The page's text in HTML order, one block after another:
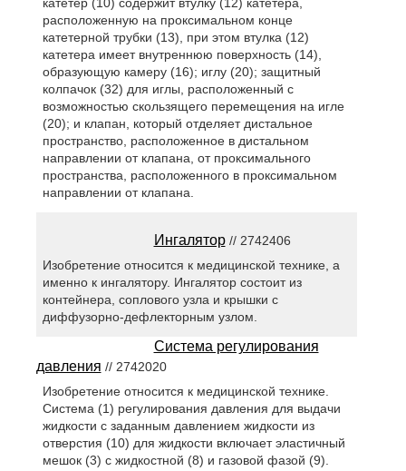
расположенную на проксимальном конце
катетерной трубки (13), при этом втулка (12)
катетера имеет внутреннюю поверхность (14),
образующую камеру (16); иглу (20); защитный
колпачок (32) для иглы, расположенный с
возможностью скользящего перемещения на игле
(20); и клапан, который отделяет дистальное
пространство, расположенное в дистальном
направлении от клапана, от проксимального
пространства, расположенного в проксимальном
направлении от клапана.
Ингалятор// 2742406
Изобретение относится к медицинской технике, а
именно к ингалятору. Ингалятор состоит из
контейнера, соплового узла и крышки с
диффузорно-дефлекторным узлом.
Система регулирования
давления // 2742020
Изобретение относится к медицинской технике.
Система (1) регулирования давления для выдачи
жидкости с заданным давлением жидкости из
отверстия (10) для жидкости включает эластичный
мешок (3) с жидкостной (8) и газовой фазой (9).